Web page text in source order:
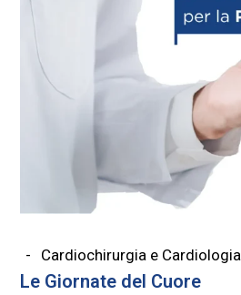
Cardiochirurgia e Cardiologia
Le Giornate del Cuore